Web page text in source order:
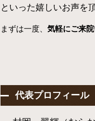
といった嬉しいお声を
まずは一度、 気軽にご来
代表プロフィール